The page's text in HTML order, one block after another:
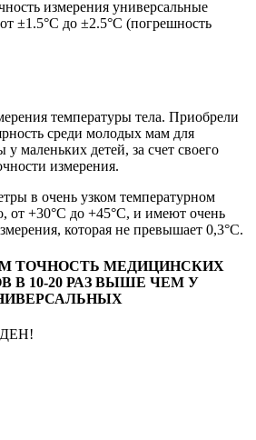
измерения универсальные
±1.5°С до ±2.5°С (погрешность
температуры тела. Приобрели
среди молодых мам для
маленьких детей, за счет своего
измерения.
в очень узком температурном
от +30°С до +45°С, и имеют очень
которая не превышает 0,3°С.
ТОЧНОСТЬ МЕДИЦИНСКИХ
В 10-20 РАЗ ВЫШЕ ЧЕМ У